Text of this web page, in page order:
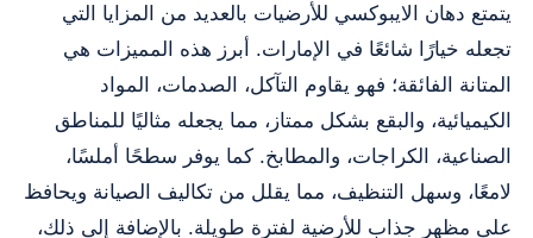
يتمتع دهان الايبوكسي للأرضيات بالعديد من المزايا التي
تجعله خيارًا شائعًا في الإمارات. أبرز هذه المميزات هي
المتانة الفائقة؛ فهو يقاوم التآكل، الصدمات، المواد
الكيميائية، والبقع بشكل ممتاز، مما يجعله مثاليًا للمناطق
الصناعية، الكراجات، والمطابخ. كما يوفر سطحًا أملسًا،
لامعًا، وسهل التنظيف، مما يقلل من تكاليف الصيانة ويحافظ
على مظهر جذاب للأرضية لفترة طويلة. بالإضافة إلى ذلك،